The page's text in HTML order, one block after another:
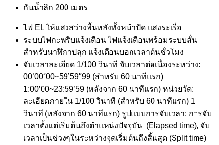
กันน้ำลึก 200 เมตร
ไฟ EL ให้แสงสว่างพื้นหลังทั้งหน้าปัด แสงระเรื่อ
ระบบไฟกะพริบแจ้งเตือน ไฟแจ้งเตือนพร้อมระบบสั่น
สำหรับนาฬิกาปลุก แจ้งเตือนบอกเวลาต้นชั่วโมง
จับเวลาละเอียด 1/100 วินาที จับเวลาต่อเนื่องระหว่าง:
00’00″00~59’59″99 (สำหรับ 60 นาทีแรก)
1:00’00~23:59’59 (หลังจาก 60 นาทีแรก) หน่วยวัด:
ละเอียดภายใน 1/100 วินาที (สำหรับ 60 นาทีแรก) 1
วินาที (หลังจาก 60 นาทีแรก) รูปแบบการจับเวลา: การจับ
เวลาตั้งแต่เริ่มต้นถึงตำแหน่งปัจจุบัน (Elapsed time), จับ
เวลาเป็นช่วงๆในระหว่างจุดเริ่มต้นถึงสิ้นสุด (Split time)